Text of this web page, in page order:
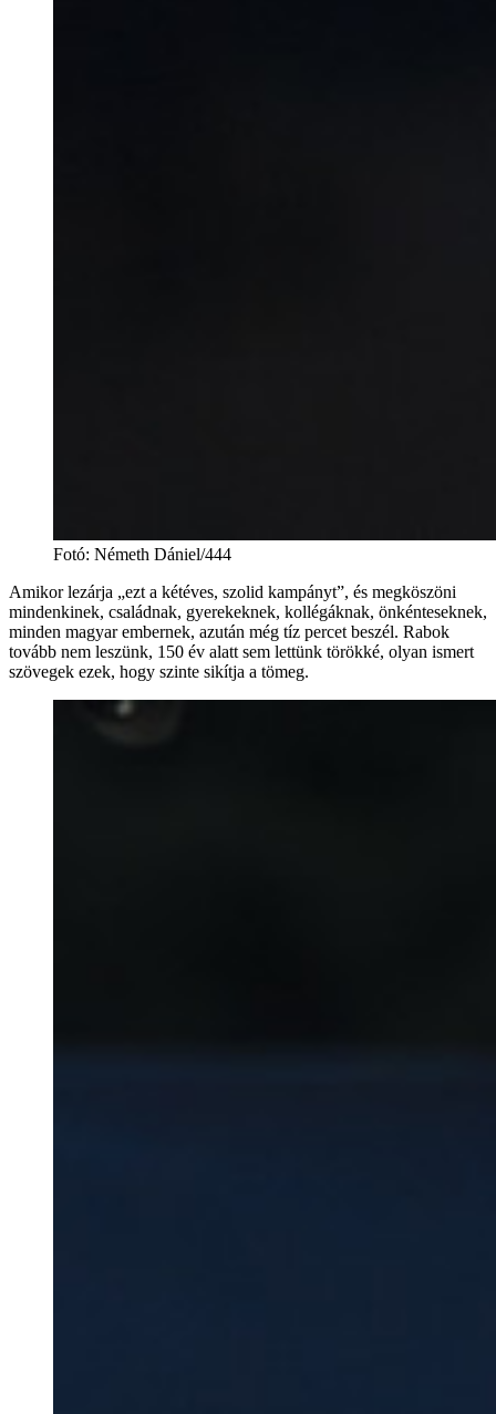
Fotó: Németh Dániel/444
Amikor lezárja „ezt a kétéves, szolid kampányt”, és megköszöni
mindenkinek, családnak, gyerekeknek, kollégáknak, önkénteseknek,
minden magyar embernek, azután még tíz percet beszél. Rabok
tovább nem leszünk, 150 év alatt sem lettünk törökké, olyan ismert
szövegek ezek, hogy szinte sikítja a tömeg.